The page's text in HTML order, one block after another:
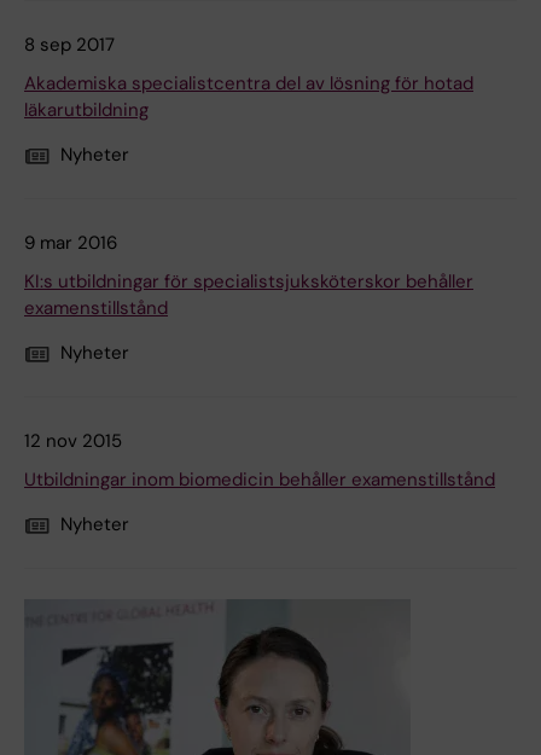
8 sep 2017
Akademiska specialistcentra del av lösning för hotad
läkarutbildning
Nyheter
9 mar 2016
KI:s utbildningar för specialistsjuksköterskor behåller
examenstillstånd
Nyheter
12 nov 2015
Utbildningar inom biomedicin behåller examenstillstånd
Nyheter